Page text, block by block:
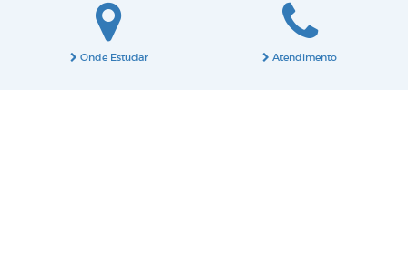
Onde Estudar Atendimento